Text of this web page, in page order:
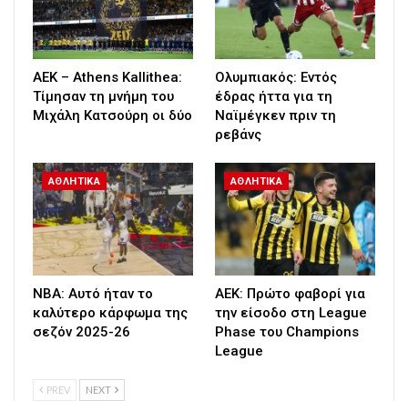
ΑΕΚ – Athens Kallithea:
Τίμησαν τη μνήμη του
Μιχάλη Κατσούρη οι δύο
Ολυμπιακός: Εντός
έδρας ήττα για τη
Ναϊμέγκεν πριν τη
ρεβάνς
ΑΘΛΗΤΙΚΑ
NBA: Αυτό ήταν το
καλύτερο κάρφωμα της
σεζόν 2025-26
ΑΘΛΗΤΙΚΑ
ΑΕΚ: Πρώτο φαβορί για
την είσοδο στη League
Phase του Champions
League
PREV NEXT